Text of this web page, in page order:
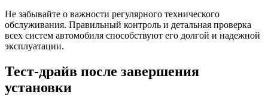
Не забывайте о важности регулярного технического
обслуживания. Правильный контроль и детальная проверка
всех систем автомобиля способствуют его долгой и надежной
эксплуатации.
Тест-драйв после завершения
установки